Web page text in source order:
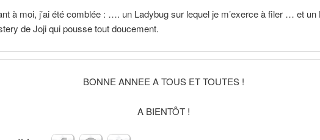
à moi, j’ai été comblée : …. un Ladybug sur lequel je m’exerce à filer … et un
de Joji qui pousse tout doucement.
BONNE ANNEE A TOUS ET TOUTES !
A BIENTÔT !